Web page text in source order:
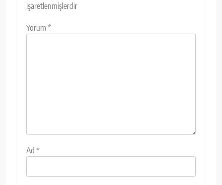
işaretlenmişlerdir
Yorum *
Ad *